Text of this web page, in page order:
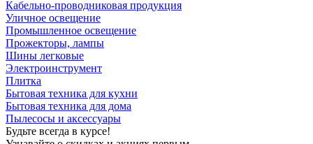
Кабельно-проводниковая продукция
Уличное освещение
Промышленное освещение
Прожекторы, лампы
Шины легковые
Электроинструмент
Плитка
Бытовая техника для кухни
Бытовая техника для дома
Пылесосы и аксессуары
Будьте всегда в курсе!